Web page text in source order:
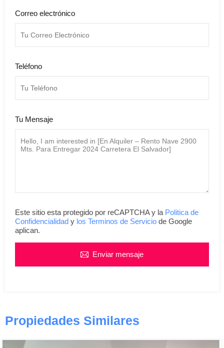
Correo electrónico
Teléfono
Tu Mensaje
Este sitio esta protegido por reCAPTCHA y la Politica de
Confidencialidad y los Terminos de Servicio de Google
aplican.
Enviar mensaje
Propiedades Similares